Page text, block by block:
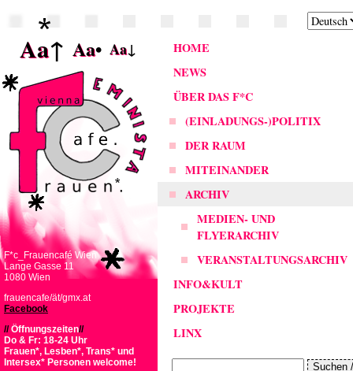
HOME
NEWS
ÜBER DAS F*C
(EINLADUNGS-)POLITIX
DER RAUM
MITEINANDER
ARCHIV
MEDIEN- UND
FLYERARCHIV
VERANSTALTUNGSARCHIV
INFO&KULT
PROJEKTE
LINX
Aa↑ Aa• Aa↓
F*c_Frauencafé Wien
Lange Gasse 11
1080 Wien
frauencafe/ät/gmx.at
Facebook
//Öffnungszeiten//
Do & Fr: 18-24 Uhr
Frauen*, Lesben*, Trans* und
Intersex* Personen welcome!